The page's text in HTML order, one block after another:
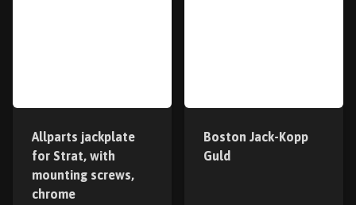
Allparts jackplate
for Strat, with
mounting screws,
chrome
Boston Jack-Kopp
Guld